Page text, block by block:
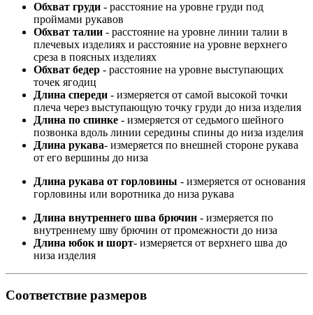
Обхват груди - расстояние на уровне груди под
проймами рукавов
Обхват талии - расстояние на уровне линии талии в
плечевых изделиях и расстояние на уровне верхнего
среза в поясных изделиях
Обхват бедер - расстояние на уровне выступающих
точек ягодиц
Длина спереди - измеряется от самой высокой точки
плеча через выступающую точку груди до низа изделия
Длина по спинке - измеряется от седьмого шейного
позвонка вдоль линии середины спины до низа изделия
Длина рукава- измеряется по внешней стороне рукава
от его вершины до низа
Длина рукава от горловины - измеряется от основания
горловины или воротника до низа рукава
Длина внутреннего шва брючин - измеряется по
внутреннему шву брючин от промежности до низа
Длина юбок и шорт- измеряется от верхнего шва до
низа изделия
Соответствие размеров